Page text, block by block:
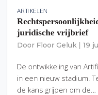
ARTIKELEN
juridische vrijbrief
Door Floor Geluk 19
De ontwikkeling van
in een nieuw stadium.
de kans grijpen om de…